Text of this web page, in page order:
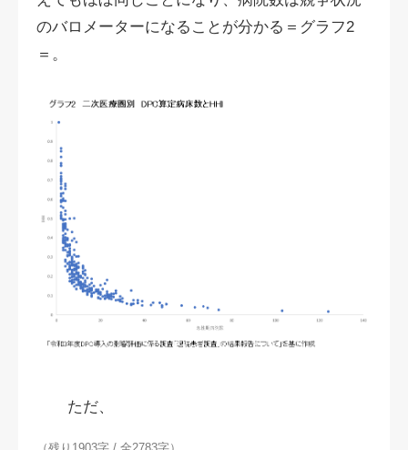
のバロメーターになることが分かる＝グラフ2
＝。
ただ、